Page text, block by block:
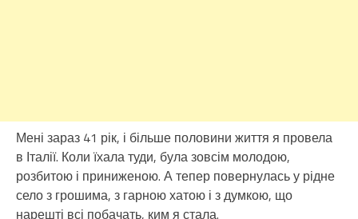
Мені зараз 41 рік, і більше половини життя я провела
в Італії. Коли їхала туди, була зовсім молодою,
розбитою і приниженою. А тепер повернулась у рідне
село з грошима, з гарною хатою і з думкою, що
нарешті всі побачать, ким я стала.